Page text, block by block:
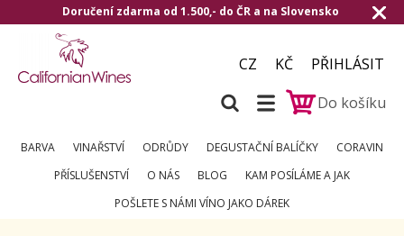
Doručení zdarma od 1.500,- do ČR a na Slovensko
CZ KČ
PŘIHLÁSIT
Do košíku
BARVA VINAŘSTVÍ ODRŮDY DEGUSTAČNÍ BALÍČKY
CORAVIN
PŘÍSLUŠENSTVÍ
O NÁS BLOG
KAM POSÍLÁME A JAK
POŠLETE S NÁMI VÍNO JAKO DÁREK